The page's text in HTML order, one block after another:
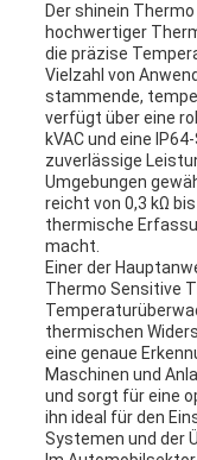
Der shinein
hochwertiger
die präzise
Vielzahl von
stammende,
verfügt über eine
kVAC und eine
zuverlässige
Umgebungen
reicht von 0,3 kΩ
thermische
macht.
Einer der
Thermo Sensitive
thermischen
eine genaue
Maschinen und
und sorgt für eine
ihn ideal für den
Systemen und der